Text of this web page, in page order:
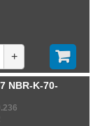
+
NBR-K-70-